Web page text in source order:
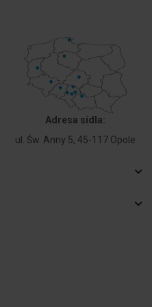
Adresa sídla:
ul. Św. Anny 5, 45-117 Opole